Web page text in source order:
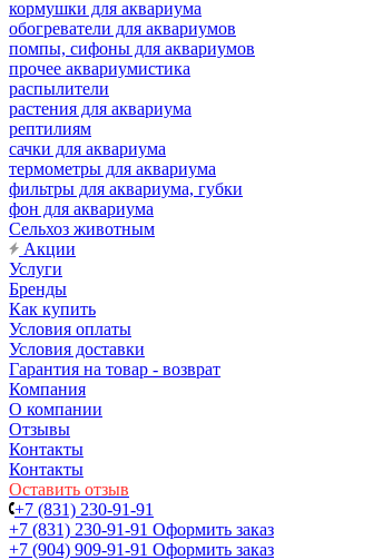
кормушки для аквариума
обогреватели для аквариумов
помпы, сифоны для аквариумов
прочее аквариумистика
распылители
растения для аквариума
рептилиям
сачки для аквариума
термометры для аквариума
фильтры для аквариума, губки
фон для аквариума
Сельхоз животным
Акции
Услуги
Бренды
Как купить
Условия оплаты
Условия доставки
Гарантия на товар - возврат
Компания
О компании
Отзывы
Контакты
Контакты
Оставить отзыв
+7 (831) 230-91-91
+7 (831) 230-91-91 Оформить заказ
+7 (904) 909-91-91 Оформить заказ